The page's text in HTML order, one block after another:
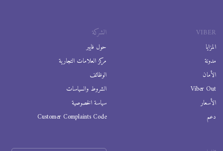
VIBER
المزايا
مدونة
الأمان
Viber Out
الأسعار
دعم
الشركة
حول فايبر
مركز العلامات التجارية
الوظائف
الشروط والسياسات
سياسة الخصوصية
Customer Complaints Code